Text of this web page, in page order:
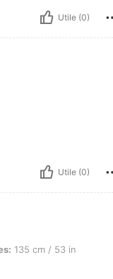
Utile (0)
Utile (0)
130 cm / 51 in,
135 cm / 53 in